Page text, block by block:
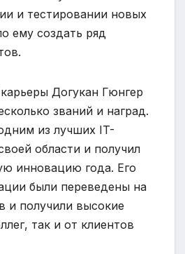
и тестировании новых
ему создать ряд
Догукан Гюнгер
званий и наград.
из лучших IT-
области и получил
инновацию года. Его
были переведены на
и получили высокие
так и от клиентов